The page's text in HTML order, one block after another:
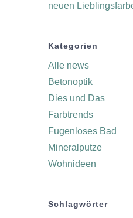
neuen
Kategorien
Alle news
Betonoptik
Dies und Das
Farbtrends
Fugenloses Bad
Mineralputze
Wohnideen
Schlagwörter